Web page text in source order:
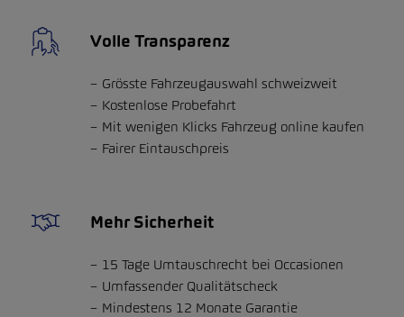
Volle Transparenz
Grösste Fahrzeugauswahl schweizweit
Kostenlose Probefahrt
Mit wenigen Klicks Fahrzeug online kaufen
Fairer Eintauschpreis
Mehr Sicherheit
15 Tage Umtauschrecht bei Occasionen
Umfassender Qualitätscheck
Mindestens 12 Monate Garantie